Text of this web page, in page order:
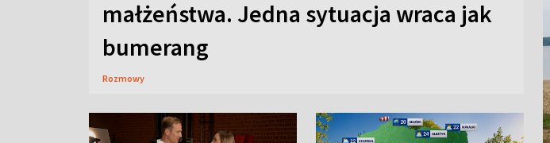
małżeństwa. Jedna sytuacja wraca jak
bumerang
Rozmowy